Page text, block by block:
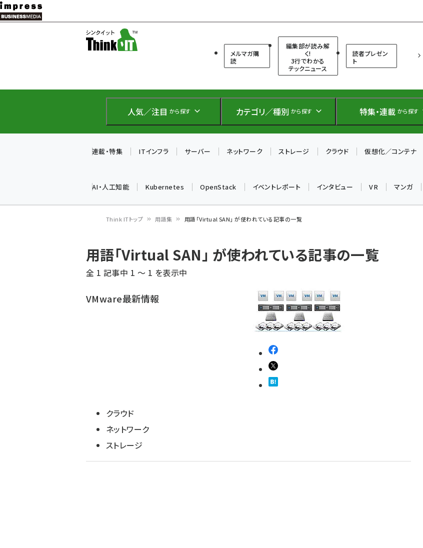
メ
イ
テ
に
メルマガ購
読
編集部が読み解
く!
3行でわかる
テックニュース
読者プレゼン
ト
人気／注目 から探す カテゴリ／種別 から探す 特集・連載 から探す
連載・特集 ITインフラ サーバー ネットワーク ストレージ クラウド 仮想化／コンテナ
AI・人工知能 Kubernetes OpenStack イベントレポート インタビュー VR マンガ
ン
く
ず
Think ITトップ 用語集 用語「Virtual SAN」 が使われている記事の一覧
用語「Virtual SAN」 が使われている記事の一覧
全 1 記事中 1 ～ 1 を表示中
VMware最新情報
クラウド
ネットワーク
ストレージ